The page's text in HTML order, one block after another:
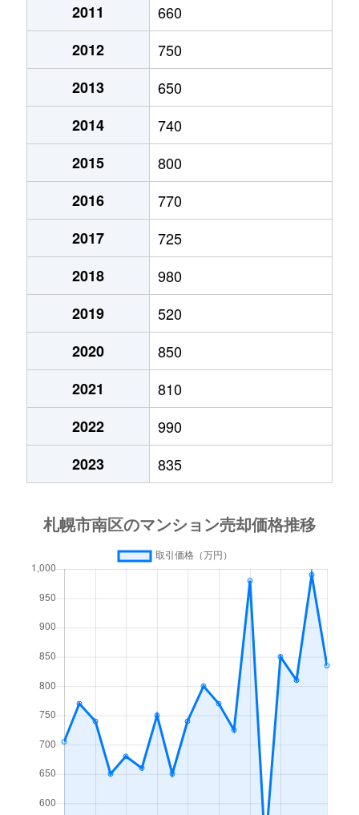
澄川１条
1,400万円
澄川２条
800万円
澄川２条
1,900万円
澄川２条
1,200万円
澄川２条
790万円
澄川２条
1,300万円
澄川３条
1,000万円
澄川４条
720万円
澄川４条
2,600万円
澄川４条
2,800万円
澄川４条
3,000万円
澄川４条
2,800万円
澄川４条
1,700万円
中ノ沢
真駒内
徒歩45分
1,000万円 真駒内
真駒内曙町
自衛隊前
徒歩45分
真駒内泉町
2,400万円 真駒内
徒歩8分
真駒内泉町
真駒内
徒歩8分
真駒内泉町
2,300万円 真駒内
真駒内泉町
4,400万円 真駒内
真駒内柏丘
400万円 真駒内
2011
660
2012
750
2013
650
2014
740
2015
800
2016
770
2017
725
2018
980
2019
520
2020
850
2021
810
2022
990
2023
835